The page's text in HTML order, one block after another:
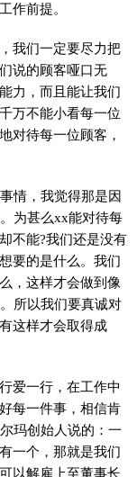
作前提。
我们一定要尽力把
说的顾客哑口无
力，而且能让我们
万不能小看每一位
对待每一位顾客，
情，我觉得那是因
为甚么xx能对待每
不能?我们还是没有
要的是什么。我们
，这样才会做到像
所以我们要真诚对
这样才会取得成
爱一行，在工作中
每一件事，相信肯
玛创始人说的：一
一个，那就是我们
以解雇上至董事长